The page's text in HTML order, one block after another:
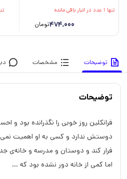
و میلاد بابانژاد نشر پیدایش
تنها 1 عدد در انبار باقی مانده
474,000تومان
تنها 2
توضیحات مشخصات
توضیحات
فرانکلین روز خوبی را نگذرانده بود و
دوستش ندارد و کسی به او اهمیت
فرار کند و دوستان و مدرسه و خانه‌ی
اما کمی از خانه دور نشده بود که ...